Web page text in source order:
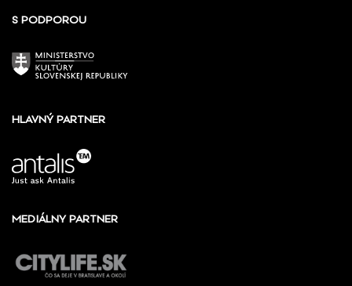
S PODPOROU
HLAVNÝ PARTNER
MEDIÁLNY PARTNER